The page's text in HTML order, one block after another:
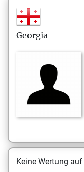
Georgia
Keine Wertung auf